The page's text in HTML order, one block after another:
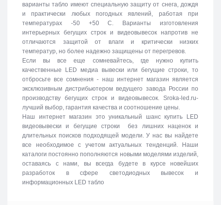
варианты табло имеют специальную защиту от снега, дождя
и практически любых погодных явлений, работая при
температурах -50 +50 C. Варианты изготовления
интерьерных бегущих строк и видеовывесок напротив не
отличаются защитой от влаги и критически низких
температур, но более надежно защищены от перегревов.
Если вы все еще сомневайтесь, где нужно купить
качественные LED медиа вывески или бегущие строки, то
отбросьте все сомнения - наш интернет магазин является
эксклюзивным дистрибьютером ведущего завода России по
производству бегущих строк и видеовывесок. Sroka-led.ru-
лучший выбор, гарантия качества и соотношение цены.
Наш интернет магазин это уникальный шанс купить LED
видеовывески и бегущие строки без лишних наценок и
длительных поисков подходящей модели. У нас вы найдете
все необходимое с учетом актуальных тенденций. Наши
каталоги постоянно пополняются новыми моделями изделий,
оставаясь с нами, вы всегда будете в курсе новейших
разработок в сфере светодиодных вывесок и
информационных LED табло